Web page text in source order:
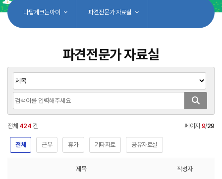
나답게크는아이 파견전문가 자료실
파견전문가 자료실
전체 424 건 페이지 9/29
전체 근무 휴가 기타자료 공유자료실
제목 작성자